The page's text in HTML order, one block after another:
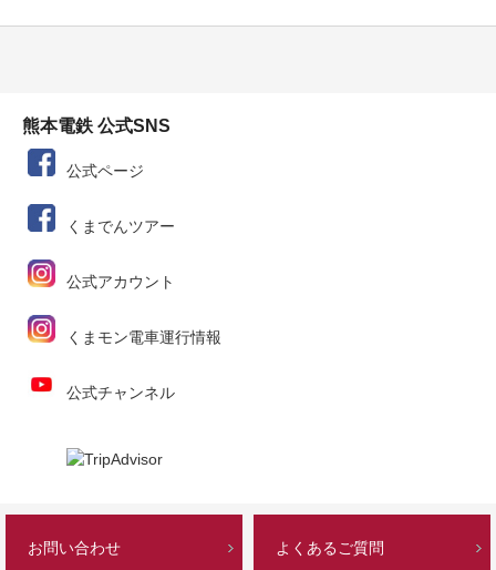
熊本電鉄 公式SNS
公式ページ
くまでんツアー
公式アカウント
くまモン電車運行情報
公式チャンネル
お問い合わせ よくあるご質問